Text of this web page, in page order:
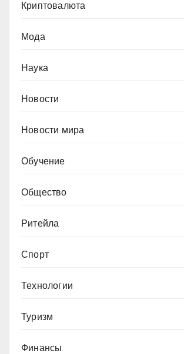
Криптовалюта
Мода
Наука
Новости
Новости мира
Обучение
Общество
Ритейла
Спорт
Технологии
Туризм
Финансы